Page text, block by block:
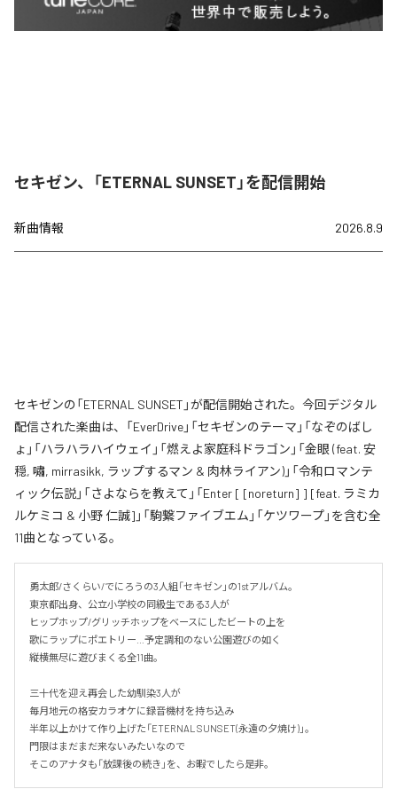
セキゼン、「ETERNAL SUNSET」を配信開始
新曲情報 2026.8.9
セキゼンの「ETERNAL SUNSET」が配信開始された。今回デジタル
配信された楽曲は、「EverDrive」「セキゼンのテーマ」「なぞのばし
ょ」「ハラハラハイウェイ」「燃えよ家庭科ドラゴン」「金眼 (feat. 安
穏, 嘯, mirrasikk, ラップするマン & 肉林ライアン)」「令和ロマンテ
ィック伝説」「さよならを教えて」「Enter [ [noreturn] ] [feat. ラミカ
ルケミコ & 小野 仁誠]」「駒繋ファイブエム」「ケツワープ」を含む全
11曲となっている。
勇太郎/さくらい/でにろうの3人組「セキゼン」の1stアルバム。
東京都出身、公立小学校の同級生である3人が
ヒップホップ/グリッチホップをベースにしたビートの上を
歌にラップにポエトリー…予定調和のない公園遊びの如く
縦横無尽に遊びまくる全11曲。
三十代を迎え再会した幼馴染3人が
毎月地元の格安カラオケに録音機材を持ち込み
半年以上かけて作り上げた「ETERNAL SUNSET(永遠の夕焼け)」。
門限はまだまだ来ないみたいなので
そこのアナタも「放課後の続き」を、お暇でしたら是非。